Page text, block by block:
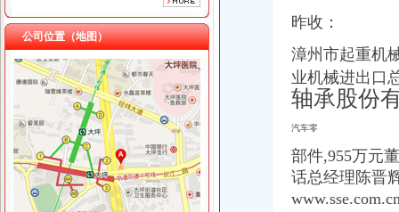
重庆信同广告有限公司 渝沙50万 （工商注册）
重庆饰知广告传媒有限公司 渝中50万 （工商注册）
重庆伟尚科技发展有限公司 渝高100万 （工商注册）
重庆慧风涂装材料有限公司 渝高10万 （工商注册）
重庆展优科技有限公司 渝中3万 （工商注册）
重庆德谋生产力促进中心有限公司 渝大10万 （工商注册）
重庆凯誉网络通信技术工程有限公司渝中分公司 （工商注册）
重庆华康假肢矫形有限公司 渝中120万 （增资）
上海兆妩贸易有限公司重庆天地分公司 渝中 （工商注册）
杭州思锐贸易有限公司重庆分公司 渝中 （工商注册）
公司位置（地图）
龙溪开公司
【重庆龙溪小学校创业板开通怎么开有条件股权质押】价格_厂家_图
【龙溪香岸】3.18龙溪沿街带租铺限量开抢98折钜惠送家电_龙溪香岸
乐清市阀门厂气动蝶阀 龙溪商会与青田铸制阀门协会配开进步两天阀
重庆具公司重庆龙溪修换销售安装指纹密码-直辖市重庆
【提前看】12日公告精选：龙溪股份减持兴业证券185万股_证券时报网
【58同城】重庆渝北龙溪香港公司注册_注册香港公司_离岸公司注册
龙溪大道开汽车公司,凤池村开保险柜换电话-广州58同城
昨收：
漳州市起重机
业机械进出口
轴承股份
汽车零
部件,955万元
话总经理陈晋